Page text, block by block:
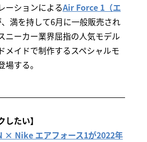
ーションによるAir Force 1（エ
満を持して6月に一般販売され
ニーカー業界屈指の人気モデル
メイドで制作するスペシャルモ
する。
したい】
× Nike エアフォース1が2022年